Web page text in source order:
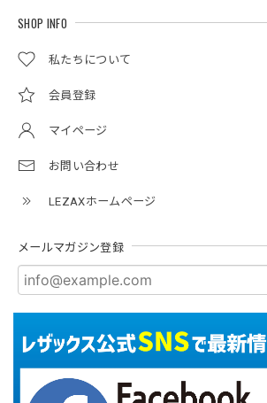
SHOP INFO
私たちについて
会員登録
マイページ
お問い合わせ
LEZAXホームページ
メールマガジン登録